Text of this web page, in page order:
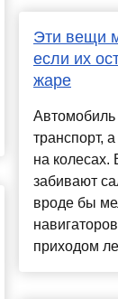
Эти вещи
если их
жаре
Автомобиль
транспорт,
на колесах.
забивают
вроде бы
приходом